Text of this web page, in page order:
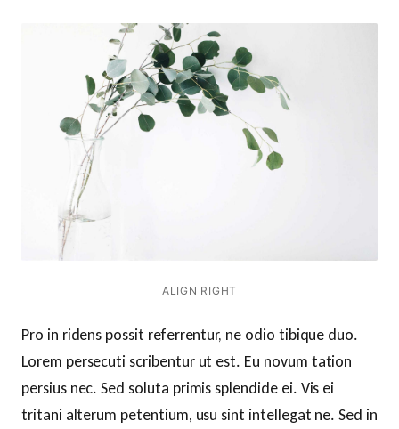
ALIGN RIGHT
Pro in ridens possit referrentur, ne odio tibique duo.
Lorem persecuti scribentur ut est. Eu novum tation
persius nec. Sed soluta primis splendide ei. Vis ei
tritani alterum petentium, usu sint intellegat ne. Sed in